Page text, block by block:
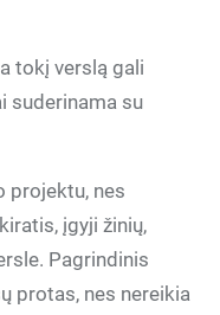
tokį verslą gali
suderinama su
projektu, nes
įgyji žinių,
Pagrindinis
protas, nes nereikia